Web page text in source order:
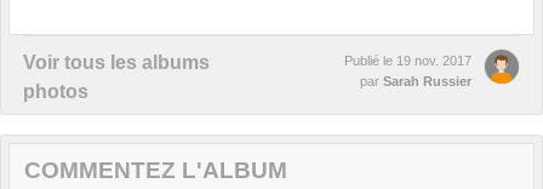
Voir tous les albums
photos
Publié le 19 nov. 2017
par Sarah Russier
COMMENTEZ L'ALBUM